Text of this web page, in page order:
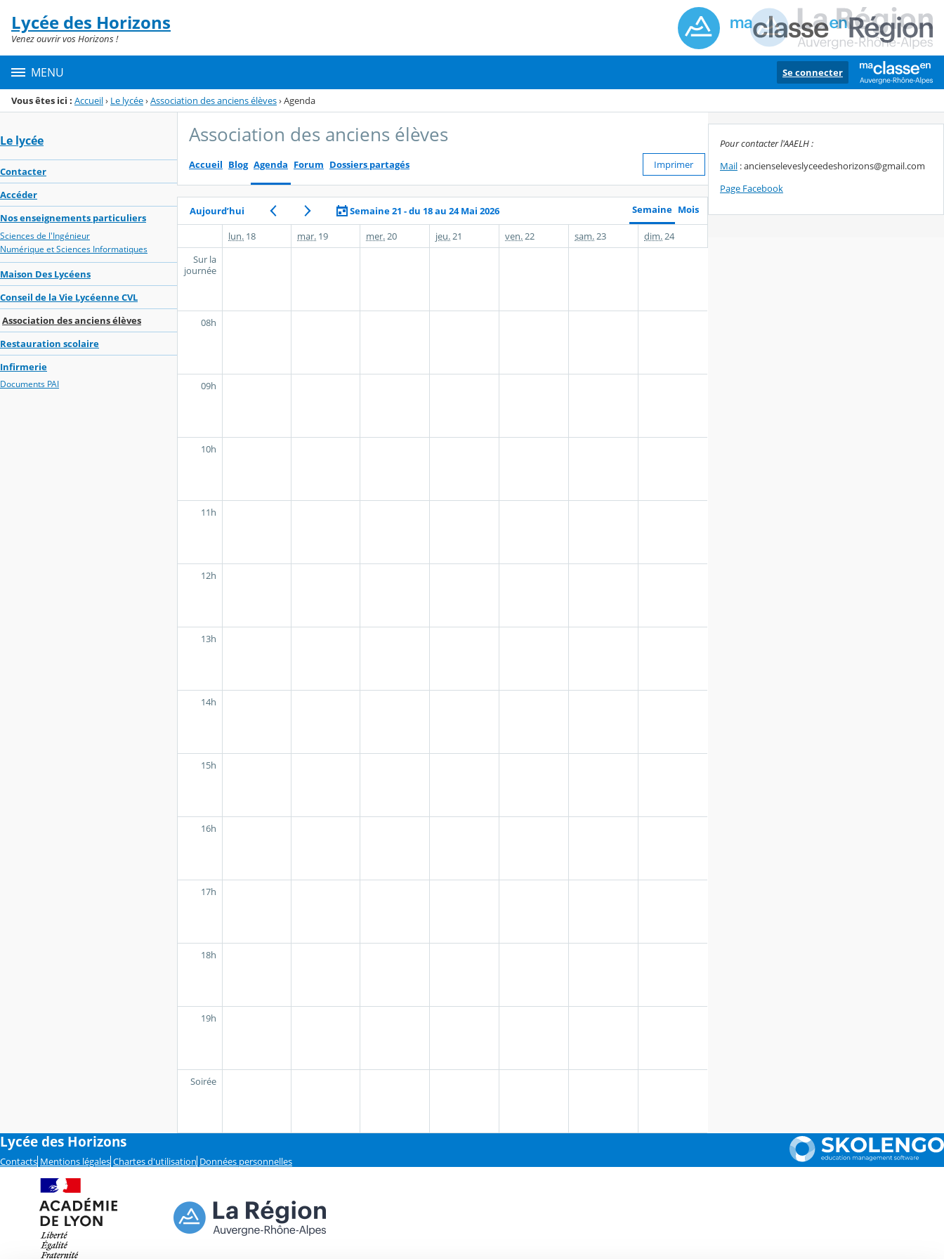
Menu de la rubrique
Contenu
Lycée des Horizons
Venez ouvrir vos Horizons !
MENU Se connecter
Vous êtes ici : Accueil› Le lycée›Association des anciens élèves›Agenda
Le lycée
Contacter
Accéder
Nos enseignements particuliers
Sciences de l'Ingénieur
Numérique et Sciences Informatiques
Maison Des Lycéens
Conseil de la Vie Lycéenne CVL
Association des anciens élèves
Restauration scolaire
Infirmerie
Documents PAI
Association des anciens élèves
Accueil Blog Agenda Forum Dossiers partagés Imprimer
Aujourd’hui Semaine 21 - du 18 au 24 Mai 2026 Semaine Mois
lun. 18 mar. 19 mer. 20 jeu. 21 ven. 22 sam. 23 dim. 24
Sur la
journée
08h
09h
10h
11h
12h
13h
14h
15h
16h
17h
18h
19h
Soirée
Pour contacter l'AAELH :
Mail : ancienseleveslyceedeshorizons@gmail.com
Page Facebook
Lycée des Horizons
Contacts Mentions légales Chartes d'utilisation Données personnelles